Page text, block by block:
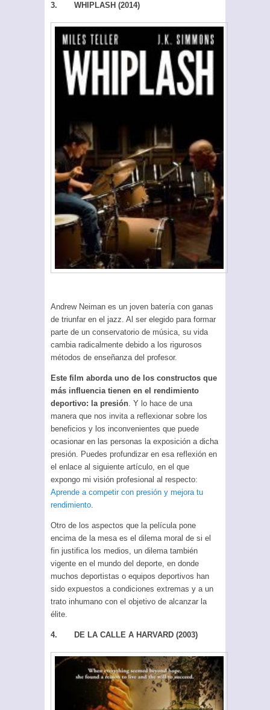
3. WHIPLASH (2014)
Andrew Neiman es un joven batería con ganas
de triunfar en el jazz. Al ser elegido para formar
parte de un conservatorio de música, su vida
cambia radicalmente debido a los rigurosos
métodos de enseñanza del profesor.
Este film aborda uno de los constructos que
más influencia tienen en el rendimiento
deportivo: la presión . Y lo hace de una
manera que nos invita a reflexionar sobre los
beneficios y los inconvenientes que puede
ocasionar en las personas la exposición a dicha
presión. Puedes profundizar en esa reflexión en
el enlace al siguiente artículo, en el que
expongo mi visión profesional al respecto:
Aprende a competir con presión y mejora tu
rendimiento
Otro de los aspectos que la película pone
encima de la mesa es el dilema moral de si el
fin justifica los medios, un dilema también
vigente en el mundo del deporte, en donde
muchos deportistas o equipos deportivos han
sido expuestos a condiciones extremas y a un
trato inhumano con el objetivo de alcanzar la
élite.
4. DE LA CALLE A HARVARD (2003)